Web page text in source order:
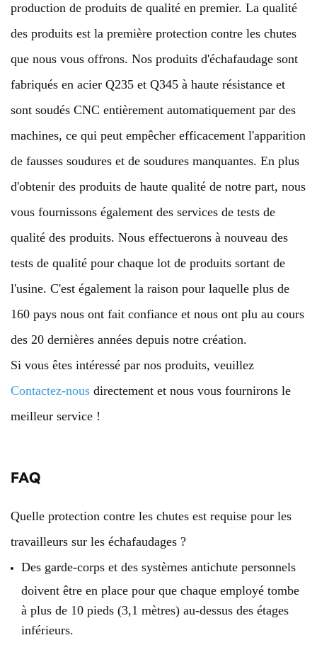
production de produits de qualité en premier. La qualité
des produits est la première protection contre les chutes
que nous vous offrons. Nos produits d'échafaudage sont
fabriqués en acier Q235 et Q345 à haute résistance et
sont soudés CNC entièrement automatiquement par des
machines, ce qui peut empêcher efficacement l'apparition
de fausses soudures et de soudures manquantes. En plus
d'obtenir des produits de haute qualité de notre part, nous
vous fournissons également des services de tests de
qualité des produits. Nous effectuerons à nouveau des
tests de qualité pour chaque lot de produits sortant de
l'usine. C'est également la raison pour laquelle plus de
160 pays nous ont fait confiance et nous ont plu au cours
des 20 dernières années depuis notre création.
Si vous êtes intéressé par nos produits, veuillez
Contactez-nous directement et nous vous fournirons le
meilleur service !
FAQ
Quelle protection contre les chutes est requise pour les
travailleurs sur les échafaudages ?
Des garde-corps et des systèmes antichute personnels
doivent être en place pour que chaque employé tombe
à plus de 10 pieds (3,1 mètres) au-dessus des étages
inférieurs.